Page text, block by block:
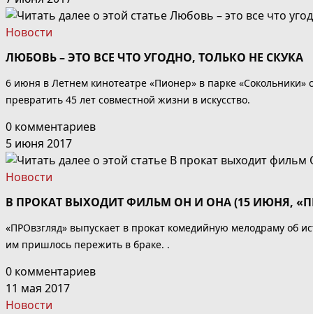
Новости
ЛЮБОВЬ – ЭТО ВСЕ ЧТО УГОДНО, ТОЛЬКО НЕ СКУКА
6 июня в Летнем кинотеатре «Пионер» в парке
превратить 45 лет совместной жизни в искусство.
0 комментариев
5 июня 2017
Новости
В ПРОКАТ ВЫХОДИТ ФИЛЬМ ОН И ОНА (15 ИЮНЯ,
«ПРОвзгляд» выпускает в прокат комедийную мелодраму об
им пришлось пережить в браке. .
0 комментариев
11 мая 2017
Новости